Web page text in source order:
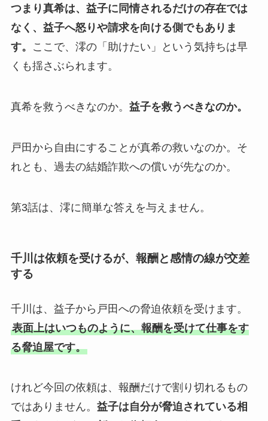
つまり真希は、益子に同情されるだけの存在では
なく、益子へ怒りや請求を向ける側でもありま
す。
ここで、澪の「助けたい」という気持ちは早
くも揺さぶられます。
真希を救うべきなのか。 益子を救うべきなのか。
戸田から自由にすることが真希の救いなのか。そ
れとも、過去の結婚詐欺への償いが先なのか。
第3話は、澪に簡単な答えを与えません。
千川は依頼を受けるが、報酬と感情の線が交差
する
千川は、益子から戸田への脅迫依頼を受けます。
表面上はいつものように、報酬を受けて仕事をす
る脅迫屋です。
けれど今回の依頼は、報酬だけで割り切れるもの
ではありません。 益子は自分が脅迫されている相